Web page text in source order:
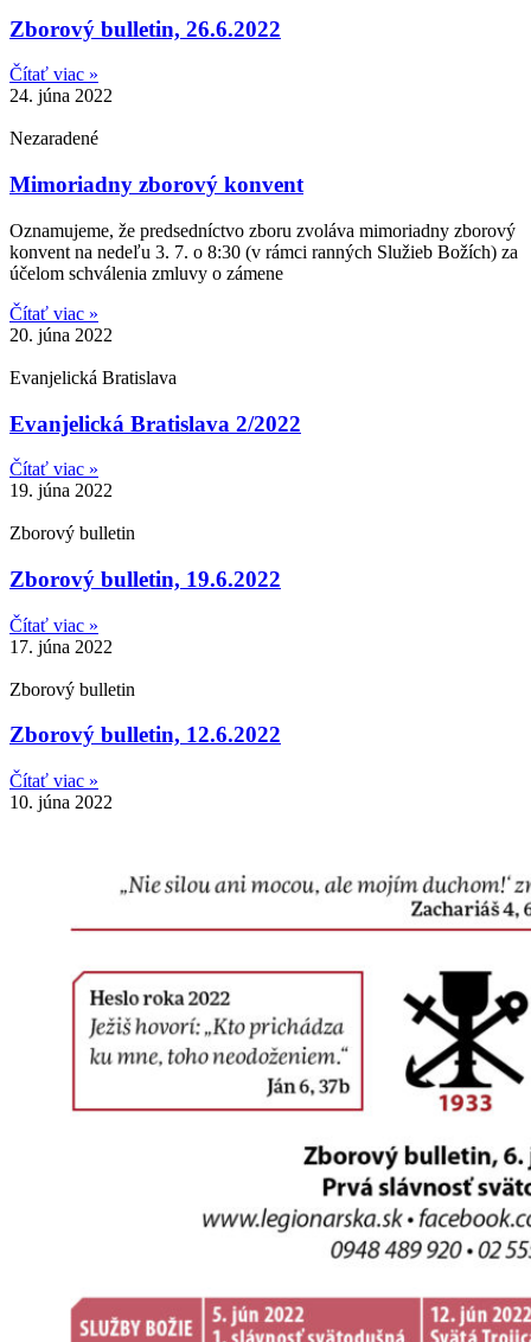
Zborový bulletin, 26.6.2022
Čítať viac »
24. júna 2022
Nezaradené
Mimoriadny zborový konvent
Oznamujeme, že predsedníctvo zboru zvoláva mimoriadny zborový
konvent na nedeľu 3. 7. o 8:30 (v rámci ranných Služieb Božích) za
účelom schválenia zmluvy o zámene
Čítať viac »
20. júna 2022
Evanjelická Bratislava
Evanjelická Bratislava 2/2022
Čítať viac »
19. júna 2022
Zborový bulletin
Zborový bulletin, 19.6.2022
Čítať viac »
17. júna 2022
Zborový bulletin
Zborový bulletin, 12.6.2022
Čítať viac »
10. júna 2022